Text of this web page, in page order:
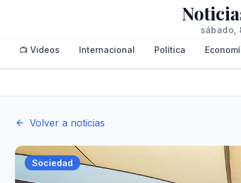
sábado,
📺 Videos Internacional Política
Volver a noticias
Sociedad